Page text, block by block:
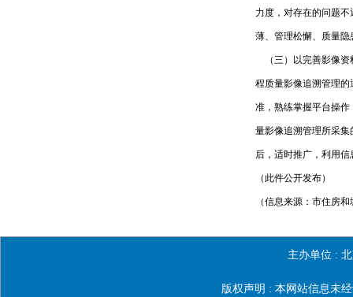
力度，对存在的问题
薄、管理松懈、质量
（三）以完善影像资
程质量影像追溯管理
准，熟练掌握平台操
量影像追溯管理所采
后，适时推广，利用
（此件公开发布）
（信息来源：市住房
主办单位 :
版权声明 : 本网站信息未